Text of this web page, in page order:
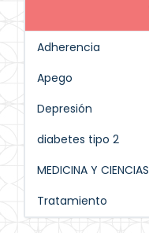
Adherencia
Apego
Depresión
diabetes tipo 2
MEDICINA Y
Tratamiento